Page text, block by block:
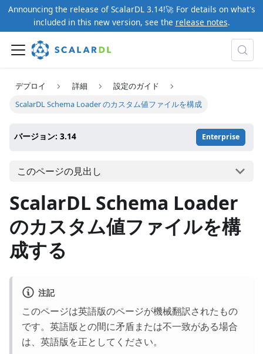
Announcing the release of ScalarDL 3.14!🚀 For details on what's
included in this new version, see the release notes.
デプロイ 詳細
設定のガイド
ScalarDL Schema Loader のカスタム値ファイルを構成
バージョン: 3.14 Enterprise
このページの見出し
ScalarDL Schema Loader
のカスタム値ファイルを構
成する
注記
このページは英語版のページが機械翻訳されたもの
です。英語版との間に矛盾または不一致がある場合
は、英語版を正としてください。